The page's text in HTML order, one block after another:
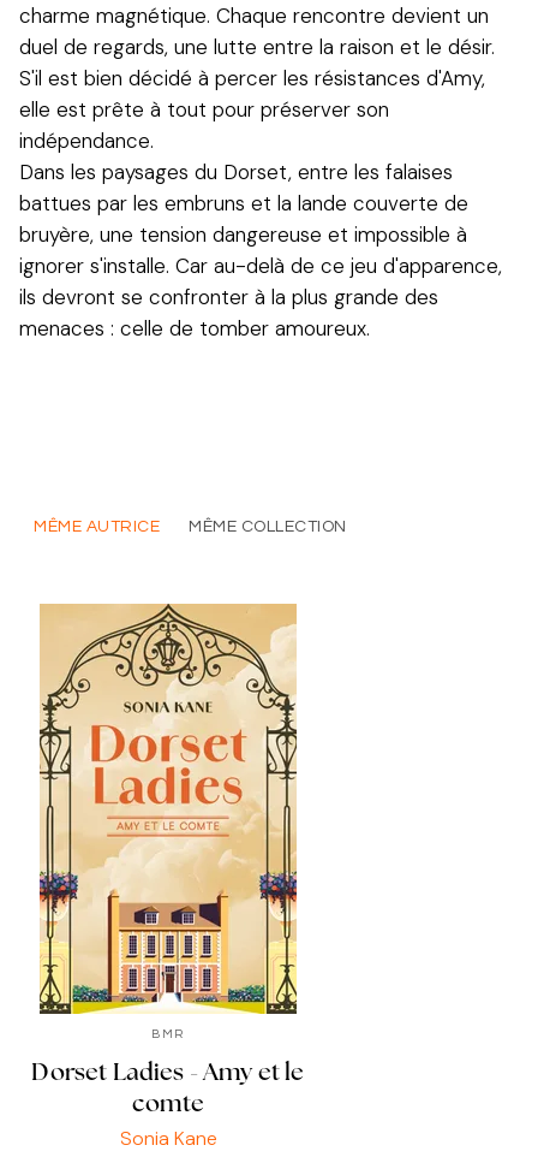
charme magnétique. Chaque rencontre devient un
duel de regards, une lutte entre la raison et le désir.
S'il est bien décidé à percer les résistances d'Amy,
elle est prête à tout pour préserver son
indépendance.
Dans les paysages du Dorset, entre les falaises
battues par les embruns et la lande couverte de
bruyère, une tension dangereuse et impossible à
ignorer s'installe. Car au-delà de ce jeu d'apparence,
ils devront se confronter à la plus grande des
menaces : celle de tomber amoureux.
MÊME AUTRICE MÊME COLLECTION
BMR
Dorset Ladies - Amy et le
comte
Sonia Kane